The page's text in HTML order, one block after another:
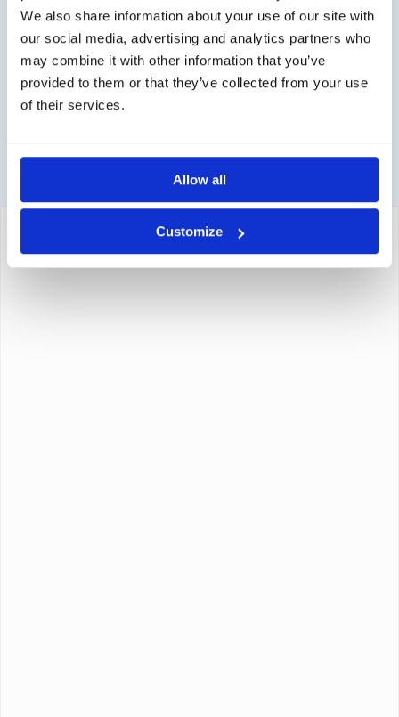
We also share information about your use of our site with
our social media, advertising and analytics partners who
may combine it with other information that you’ve
provided to them or that they’ve collected from your use
of their services.
Allow all
Customize
Contact via info@medi-sense.nl of +31 (0)6 27899756
Veilig betalen
Diverse betaalmogelijkheden mogelijk zoals iDeal, credit
card en PayPal.